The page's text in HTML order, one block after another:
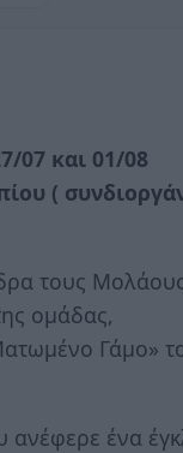
07 και 01/08
(
τους
ομάδας,
Γάμο»
ένα